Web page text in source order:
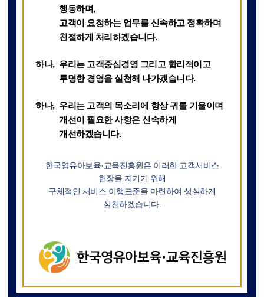
행동하며,
고객이 요청하는 업무를 신속하고 정확하며
친절하게 처리하겠습니다.
우리는 고객중심경영 그리고 합리적이고
투명한 경영을 실천해 나가겠습니다.
우리는 고객의 목소리에 항상 귀를 기울이며
개선이 필요한 사항은 신속하게
개선하겠습니다.
한국영유아보육·교육진흥원은 이러한 고객서비스
헌장을 지키기 위해
구체적인 서비스 이행표준을 마련하여 성실하게
실천하겠습니다.